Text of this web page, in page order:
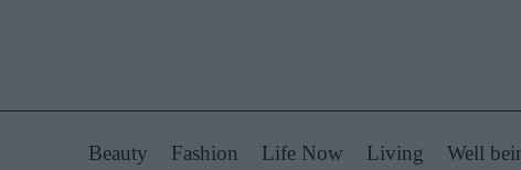
Styling Tips
Beauty Fashion Life Now Living Well